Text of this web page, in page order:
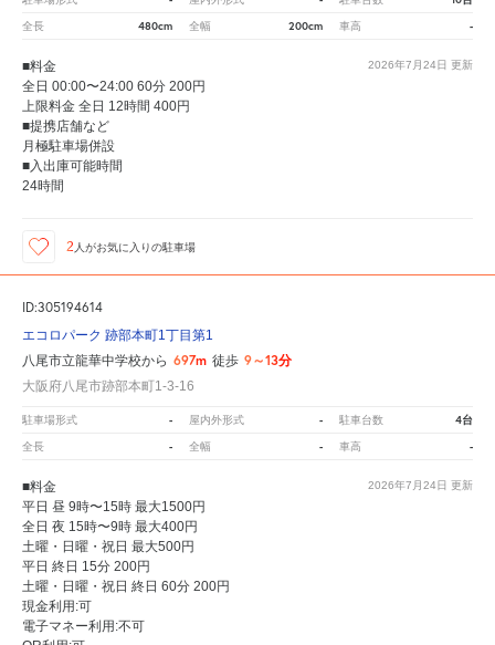
全長 480cm 全幅 200cm 車高 -
2026年7月24日 更新
■料金
全日 00:00〜24:00 60分 200円
上限料金 全日 12時間 400円
■提携店舗など
月極駐車場併設
■入出庫可能時間
24時間
2 人がお気に入りの駐車場
ID:305194614
エコロパーク 跡部本町1丁目第1
八尾市立龍華中学校から 697m 徒歩 9～13分
大阪府八尾市跡部本町1-3-16
駐車場形式 - 屋内外形式 - 駐車台数 4台
全長 - 全幅 - 車高 -
2026年7月24日 更新
■料金
平日 昼 9時〜15時 最大1500円
全日 夜 15時〜9時 最大400円
土曜・日曜・祝日 最大500円
平日 終日 15分 200円
土曜・日曜・祝日 終日 60分 200円
現金利用:可
電子マネー利用:不可